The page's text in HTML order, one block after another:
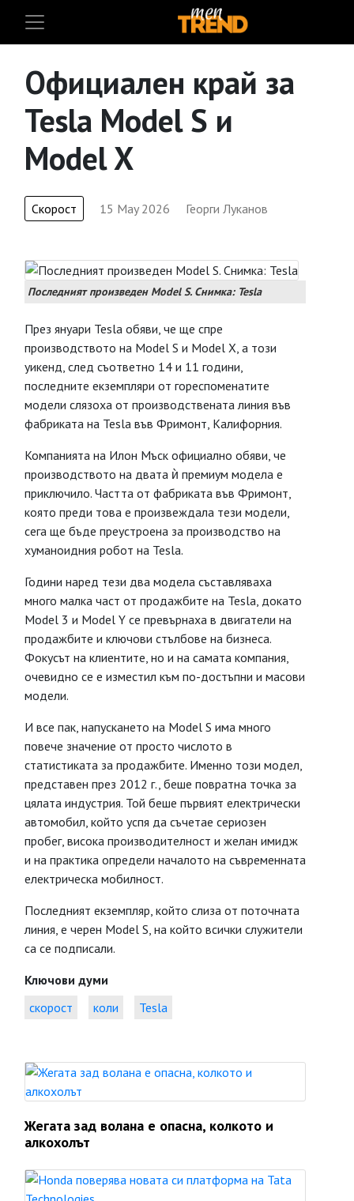
Официален край за
Tesla Model S и
Model X
Скорост 15 May 2026 Георги Луканов
Последният произведен Model S. Снимка: Tesla
През януари Tesla обяви, че ще спре
производството на Model S и Model X, а този
уикенд, след съответно 14 и 11 години,
последните екземпляри от гореспоменатите
модели слязоха от производствената линия във
фабриката на Tesla във Фримонт, Калифорния.
Компанията на Илон Мъск официално обяви, че
производството на двата ѝ премиум модела е
приключило. Частта от фабриката във Фримонт,
която преди това е произвеждала тези модели,
сега ще бъде преустроена за производство на
хуманоидния робот на Tesla.
Години наред тези два модела съставляваха
много малка част от продажбите на Tesla, докато
Model 3 и Model Y се превърнаха в двигатели на
продажбите и ключови стълбове на бизнеса.
Фокусът на клиентите, но и на самата компания,
очевидно се е изместил към по-достъпни и масови
модели.
И все пак, напускането на Model S има много
повече значение от просто числото в
статистиката за продажбите. Именно този модел,
представен през 2012 г., беше повратна точка за
цялата индустрия. Той беше първият електрически
автомобил, който успя да съчетае сериозен
пробег, висока производителност и желан имидж
и на практика определи началото на съвременната
електрическа мобилност.
Последният екземпляр, който слиза от поточната
линия, е черен Model S, на който всички служители
са се подписали.
Ключови думи
скорост
коли Tesla
Жегата зад волана е опасна, колкото и
алкохолът